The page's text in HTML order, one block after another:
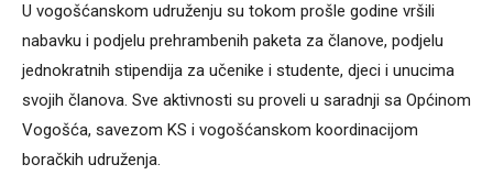
U vogošćanskom udruženju su tokom prošle godine vršili
nabavku i podjelu prehrambenih paketa za članove, podjelu
jednokratnih stipendija za učenike i studente, djeci i unucima
svojih članova. Sve aktivnosti su proveli u saradnji sa Općinom
Vogošća, savezom KS i vogošćanskom koordinacijom
boračkih udruženja.